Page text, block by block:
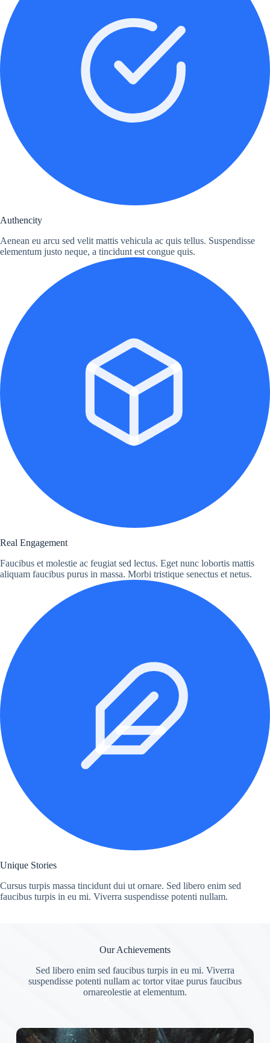
Authencity
Aenean eu arcu sed velit mattis vehicula ac quis tellus. Suspendisse
elementum justo neque, a tincidunt est congue quis.
Real Engagement
Faucibus et molestie ac feugiat sed lectus. Eget nunc lobortis mattis
aliquam faucibus purus in massa. Morbi tristique senectus et netus.
Unique Stories
Cursus turpis massa tincidunt dui ut ornare. Sed libero enim sed
faucibus turpis in eu mi. Viverra suspendisse potenti nullam.
Our Achievements
Sed libero enim sed faucibus turpis in eu mi. Viverra
suspendisse potenti nullam ac tortor vitae purus faucibus
ornareolestie at elementum.